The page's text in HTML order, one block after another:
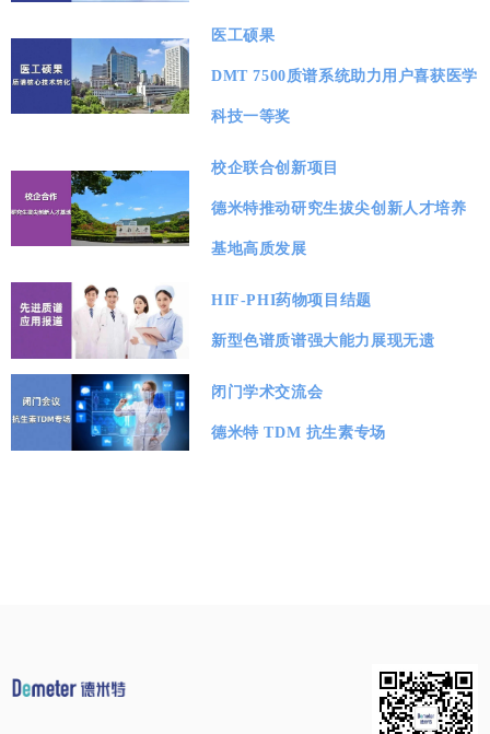
医工硕果
DMT 7500质谱系统助力用户喜获医学
科技一等奖
校企联合创新项目
德米特推动研究生拔尖创新人才培养
基地高质发展
HIF-PHI药物项目结题
新型色谱质谱强大能力展现无遗
闭门学术交流会
德米特 TDM 抗生素专场